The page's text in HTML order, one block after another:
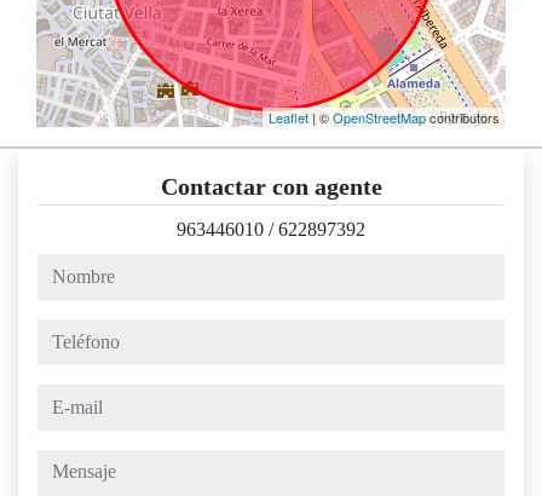
Leaflet | ©OpenStreetMapcontributors
Contactar con agente
963446010 /622897392
nombre
teléfono
e-mail
mensaje